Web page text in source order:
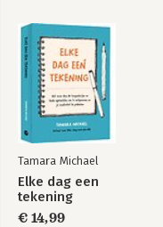
Tamara Michael
Elke dag een
tekening
€ 14,99